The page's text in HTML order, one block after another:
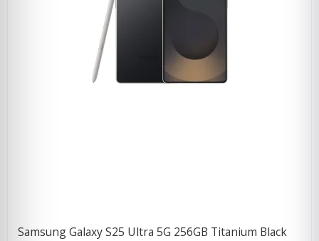
Samsung Galaxy S25 Ultra 5G 256GB Titanium Black